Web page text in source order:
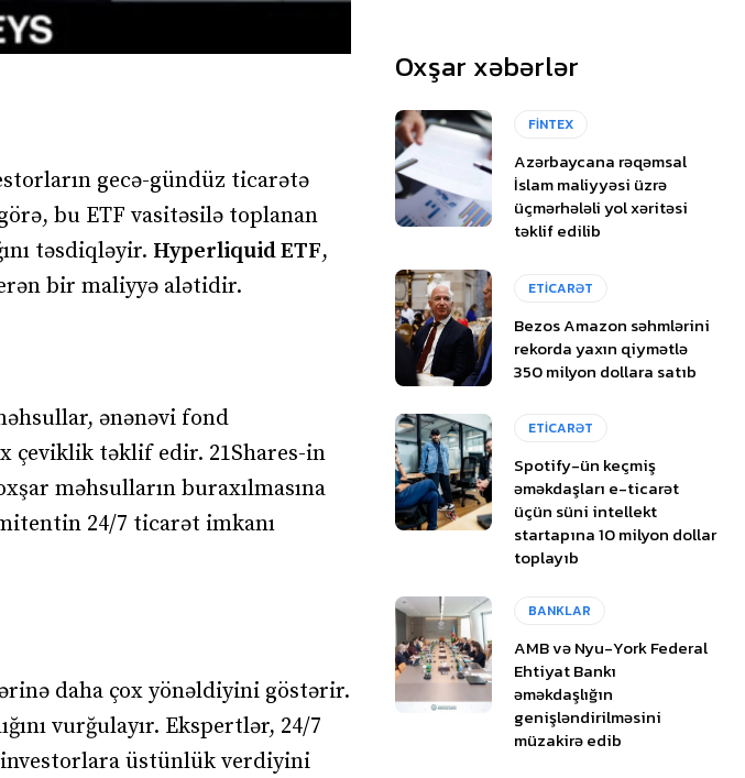
gecə-gündüz ticarətə
bu ETF vasitəsilə toplanan
təsdiqləyir. Hyperliquid ETF,
bir maliyyə alətidir.
ənənəvi fond
çeviklik təklif edir. 21Shares-in
məhsulların buraxılmasına
24/7 ticarət imkanı
daha çox yönəldiyini göstərir.
vurğulayır. Ekspertlər, 24/7
üstünlük verdiyini
Oxşar xəbərlər
FİNTEX
Azərbaycana rəqəmsal
İslam maliyyəsi üzrə
üçmərhələli yol xəritəsi
təklif edilib
ETİCARƏT
Bezos Amazon səhmlərini
rekorda yaxın qiymətlə
350 milyon dollara satıb
ETİCARƏT
Spotify-ün keçmiş
əməkdaşları e-ticarət
üçün süni intellekt
startapına 10 milyon dollar
toplayıb
BANKLAR
AMB və Nyu-York Federal
Ehtiyat Bankı
əməkdaşlığın
genişləndirilməsini
müzakirə edib